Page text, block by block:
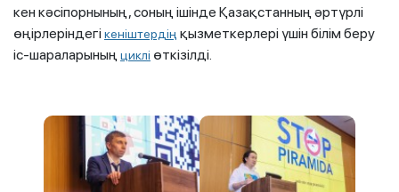
кен кәсіпорнының, соның ішінде Қазақстанның әртүрлі
өңірлеріндегікеніштердің қызметкерлері үшін білім беру
іс-шараларының циклі өткізілді.